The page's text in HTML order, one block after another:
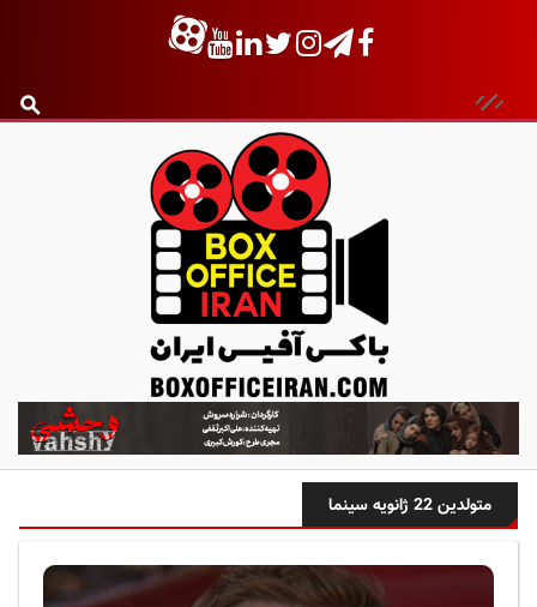
ب
ا
ک
س
آ
متولدین 22 ژانویه سینما